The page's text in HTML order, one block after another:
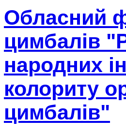
Обласний
цимбалів
народних
колориту
цимбалів"